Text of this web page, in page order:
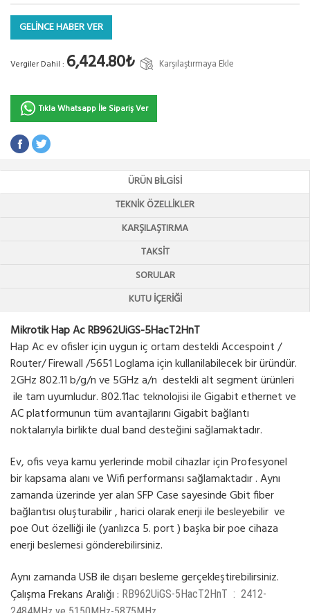
GELİNCE HABER VER
Vergiler Dahil : 6,424.80₺ Karşılaştırmaya Ekle
Tıkla Whatsapp İle Sipariş Ver
ÜRÜN BILGISI
TEKNIK ÖZELLIKLER
KARŞILAŞTIRMA
TAKSIT
SORULAR
KUTU İÇERIĞI
Mikrotik Hap Ac RB962UiGS-5HacT2HnT
Hap Ac ev ofisler için uygun iç ortam destekli Accespoint /
Router/ Firewall /5651 Loglama için kullanilabilecek bir üründür.
2GHz 802.11 b/g/n ve 5GHz a/n destekli alt segment ürünleri
ile tam uyumludur. 802.11ac teknolojisi ile Gigabit ethernet ve
AC platformunun tüm avantajlarını Gigabit bağlantı
noktalarıyla birlikte dual band desteğini sağlamaktadır.
Ev, ofis veya kamu yerlerinde mobil cihazlar için Profesyonel
bir kapsama alanı ve Wifi performansı sağlamaktadır . Aynı
zamanda üzerinde yer alan SFP Case sayesinde Gbit fiber
bağlantısı oluşturabilir , harici olarak enerji ile besleyebilir ve
poe Out özelliği ile (yanlızca 5. port ) başka bir poe cihaza
enerji beslemesi gönderebilirsiniz.
Aynı zamanda USB ile dışarı besleme gerçekleştirebilirsiniz.
Çalışma Frekans Aralığı : RB962UiGS-5HacT2HnT : 2412-